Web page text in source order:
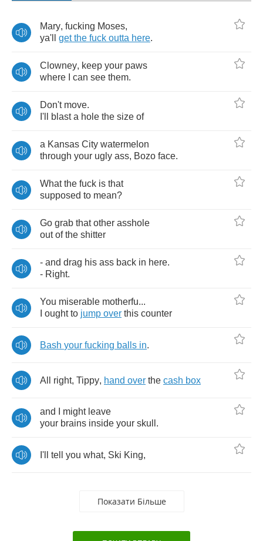
Mary, fucking Moses,
ya'll
get the fuck outta here.
Clowney, keep your paws
where
can see them.
Don't move.
I'll
blast a hole the size of
a Kansas City watermelon
through your ugly ass, Bozo face.
What the fuck is that
supposed to mean?
Go grab that other asshole
out of the shitter
- and drag his ass back in here.
- Right.
You miserable motherfu...
ought to jump over this counter
Bash your fucking balls in.
All right, Tippy, hand over the cash box
and might leave
your brains inside your skull .
I'll tell you what, Ski King,
Показати Більше